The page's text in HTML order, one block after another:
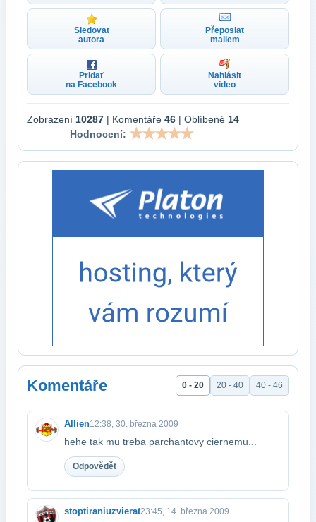
Sledovat
autora
Přeposlat
mailem
Pridať
na Facebook
Nahlásit
video
Zobrazení 10287 | Komentáře 46 | Oblíbené 14
Hodnocení:
Komentáře 0 - 20 20 - 40 40 - 46
Allien12:38, 30. března 2009
hehe tak mu treba parchantovy ciernemu...
Odpovědět
stoptiraniuzvierat23:45, 14. března 2009